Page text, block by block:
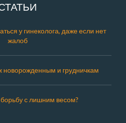
у гинеколога, даже если нет
жалоб
новорожденным и грудничкам
борьбу с лишним весом?